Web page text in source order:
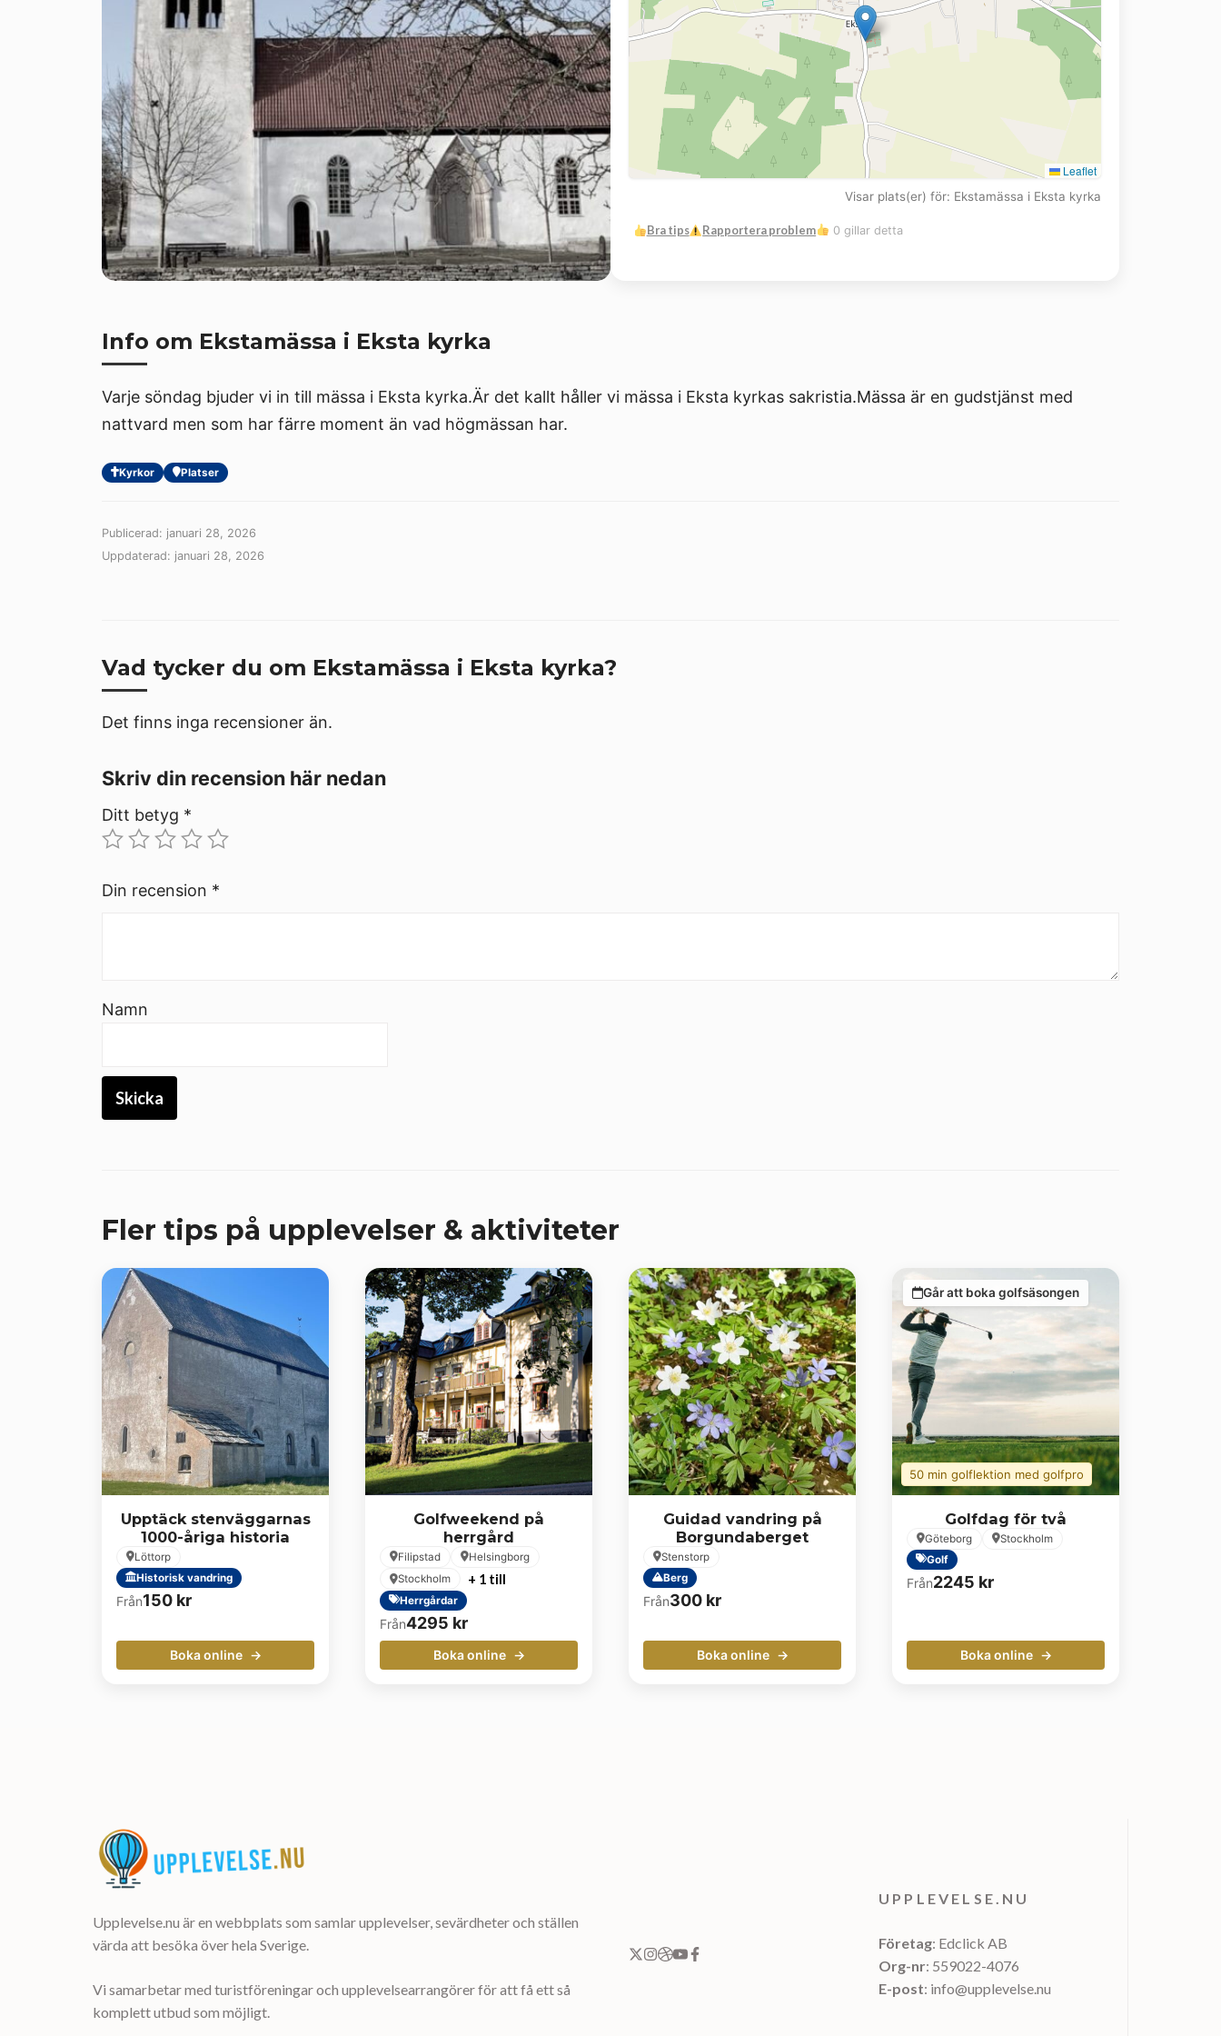
Leaflet
Visar plats(er) för: Ekstamässa i Eksta kyrka
Bra tips Rapportera problem 0 gillar detta
Info om Ekstamässa i Eksta kyrka
Varje söndag bjuder vi in till mässa i Eksta kyrka.Är det kallt håller vi mässa i Eksta kyrkas sakristia.Mässa är en gudstjänst med
nattvard men som har färre moment än vad högmässan har.
Kyrkor Platser
Publicerad: januari 28, 2026
Uppdaterad: januari 28, 2026
Vad tycker du om Ekstamässa i Eksta kyrka?
Det finns inga recensioner än.
Skriv din recension här nedan
Ditt betyg *
Din recension *
Namn
Fler tips på upplevelser & aktiviteter
Upptäck stenväggarnas
1000-åriga historia
Löttorp
Historisk vandring
Från150 kr
Boka online
Golfweekend på
herrgård
Filipstad
Helsingborg
Stockholm
+ 1 till
Herrgårdar
Från4295 kr
Boka online
Guidad vandring på
Borgundaberget
Stenstorp
Berg
Från300 kr
Boka online
Går att boka golfsäsongen
50 min golflektion med golfpro
Golfdag för två
Göteborg
Stockholm
Golf
Från2245 kr
Boka online
Upplevelse.nu är en webbplats som samlar upplevelser, sevärdheter och ställen
värda att besöka över hela Sverige.
Vi samarbetar med turistföreningar och upplevelsearrangörer för att få ett så
komplett utbud som möjligt.
UPPLEVELSE.NU
Företag: Edclick AB
Org-nr: 559022-4076
E-post: info@upplevelse.nu